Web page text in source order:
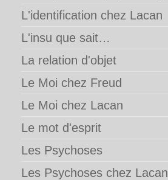
L'identification chez Lacan
L'insu que sait…
La relation d'objet
Le Moi chez Freud
Le Moi chez Lacan
Le mot d'esprit
Les Psychoses
Les Psychoses chez Lacan